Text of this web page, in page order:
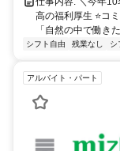
高の福利厚生 ⭐コ
「自然の中で働き
シフト自由 残業なし シ
アルバイト・パート